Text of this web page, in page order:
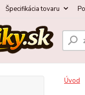
Špecifikácia tovaru
Úvod